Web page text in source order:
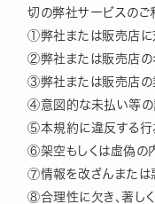
切の弊社サービスのご
①弊社または販売店に
②弊社または販売店の
③弊社または販売店の
④意図的な未払い等の
⑤本規約に違反する行
⑥架空もしくは虚偽の
⑦情報を改ざんまたは
⑧合理性に欠き、著し